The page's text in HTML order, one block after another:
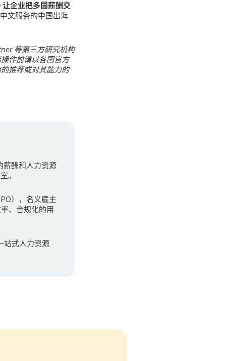
让企业把多国薪酬交
文服务的中国出海
等第三方研究机构
作前请以各国官方
推荐或对其能力的
薪酬和人力资源
。
），名义雇主
、合规化的用
站式人力资源